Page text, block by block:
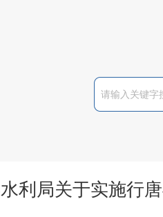
利局关于实施行